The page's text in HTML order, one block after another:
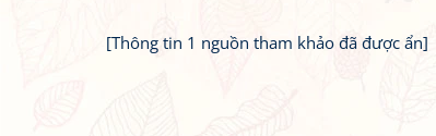
[Thông tin 1 nguồn tham khảo đã được ẩn]